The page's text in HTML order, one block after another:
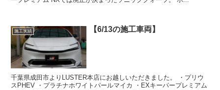
施工実績 【6/13の施工車両】
千葉県成田市よりLUSTER本店にお越しいただきました。 ・プリウ
スPHEV ・プラチナホワイトパールマイカ ・EXキーパープレミアム